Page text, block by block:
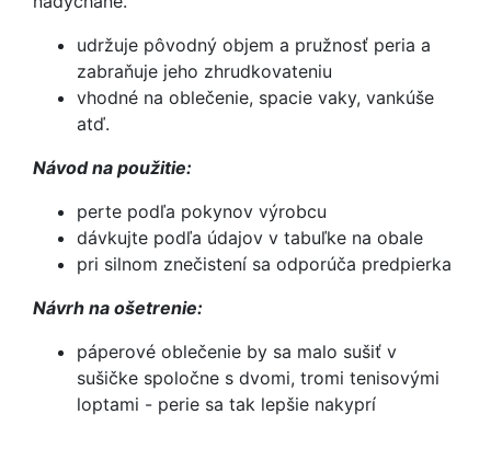
udržuje pôvodný objem a pružnosť peria a
zabraňuje jeho zhrudkovateniu
vhodné na oblečenie, spacie vaky, vankúše
atď.
Návod na použitie:
perte podľa pokynov výrobcu
dávkujte podľa údajov v tabuľke na obale
pri silnom znečistení sa odporúča predpierka
Návrh na ošetrenie:
páperové oblečenie by sa malo sušiť v
sušičke spoločne s dvomi, tromi tenisovými
loptami - perie sa tak lepšie nakyprí